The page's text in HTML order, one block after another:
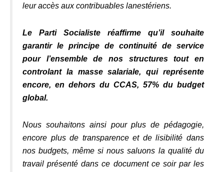
leur accès aux contribuables lanestériens.
Le Parti Socialiste réaffirme qu’il souhaite
garantir le principe de continuité de service
pour l’ensemble de nos structures tout en
controlant la masse salariale, qui représente
encore, en dehors du CCAS, 57% du budget
global.
Nous souhaitons ainsi pour plus de pédagogie,
encore plus de transparence et de lisibilité dans
nos budgets, même si nous saluons la qualité du
travail présenté dans ce document ce soir par les